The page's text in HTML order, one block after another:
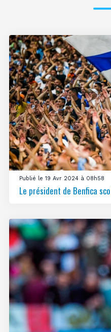
Publié le 19 Avr 2024 à 08h58
Le président de Benfica